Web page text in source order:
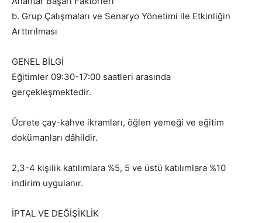
b. Grup Çalışmaları ve Senaryo Yönetimi ile Etkinliğin
Arttırılması
GENEL BİLGİ
Eğitimler 09:30-17:00 saatleri arasında
gerçekleşmektedir.
Ücrete çay-kahve ikramları, öğlen yemeği ve eğitim
dokümanları dâhildir.
2,3-4 kişilik katılımlara %5, 5 ve üstü katılımlara %10
indirim uygulanır.
İPTAL VE DEĞİŞİKLİK